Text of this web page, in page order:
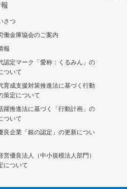
さつ
働金庫協会のご案内
報
認定マーク「愛称：くるみん」の
ついて
育成支援対策推進法に基づく行動
策定について
躍推進法に基づく「行動計画」の
ついて
良企業「銀の認定」の更新につい
営優良法人（中小規模法人部門）
について